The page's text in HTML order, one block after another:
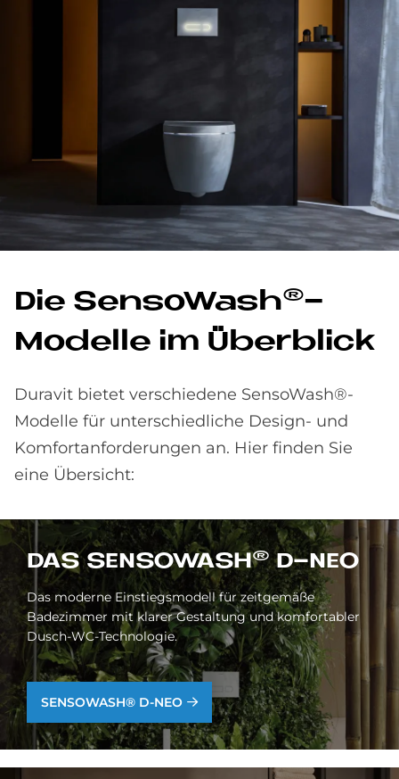
Die Sen­so­Wa­s­h®-
Mo­del­le im Über­bli­ck
Duravit bietet verschiedene SensoWash®-
Modelle für unterschiedliche Design- und
Komfortanforderungen an. Hier finden Sie
eine Übersicht:
DAS SEN­SO­WA­S­H® D-NEO
Das moderne Einstiegsmodell für zeitgemäße
Badezimmer mit klarer Gestaltung und komfortabler
Dusch-WC-Technologie.
SENSOWASH® D-NEO